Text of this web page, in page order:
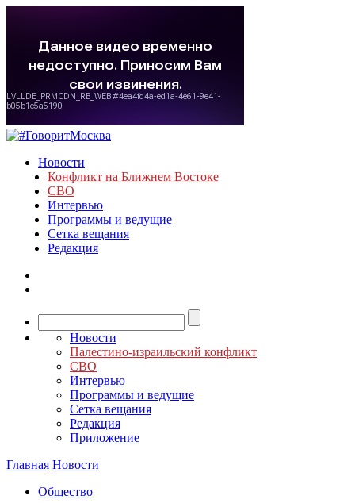
Новости
Конфликт на Ближнем Востоке
СВО
Интервью
Программы и ведущие
Сетка вещания
Редакция
Новости
Палестино-израильский конфликт
СВО
Интервью
Программы и ведущие
Сетка вещания
Редакция
Приложение
Главная Новости
Общество